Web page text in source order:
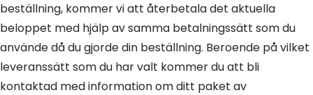
beställning, kommer vi att återbetala det aktuella
beloppet med hjälp av samma betalningssätt som du
använde då du gjorde din beställning. Beroende på vilket
leveranssätt som du har valt kommer du att bli
kontaktad med information om ditt paket av